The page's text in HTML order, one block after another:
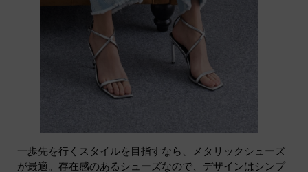
一歩先を行くスタイルを目指すなら、メタリックシューズ
が最適。存在感のあるシューズなので、デザインはシンプ